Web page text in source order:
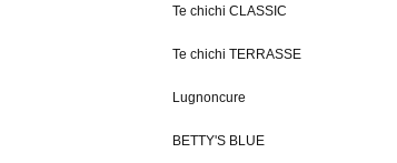
Te chichi CLASSIC
Te chichi TERRASSE
Lugnoncure
BETTY'S BLUE